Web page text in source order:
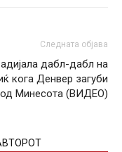
Следната објава
дабл-дабл на
кога Денвер загуби
Минесота (ВИДЕО)